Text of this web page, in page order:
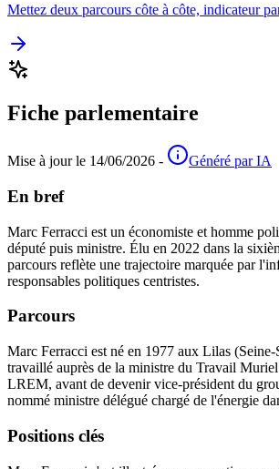
Mettez deux parcours côte à côte, indicateur
Fiche parlementaire
Mise à jour le 14/06/2026 - Généré par IA
En bref
Marc Ferracci est un économiste et homme
député puis ministre. Élu en 2022 dans la
parcours reflète une trajectoire marquée par
responsables politiques centristes.
Parcours
Marc Ferracci est né en 1977 aux Lilas
travaillé auprès de la ministre du Travail
LREM, avant de devenir vice-président du
nommé ministre délégué chargé de l'énergie
Positions clés